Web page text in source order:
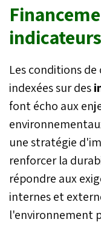
Les conditions
indexées sur des
font écho aux
une stratégie
renforcer la
répondre aux
internes et
l'environnement